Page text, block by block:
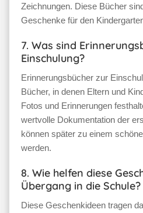
Zeichnungen. Diese Bücher
Geschenke für den
7. Was sind
Einschulung?
Erinnerungsbücher zur
Bücher, in denen Eltern und
Fotos und Erinnerungen
wertvolle Dokumentation der
können später zu einem
werden.
8. Wie helfen diese
Übergang in die Schule?
Diese Geschenkideen tragen